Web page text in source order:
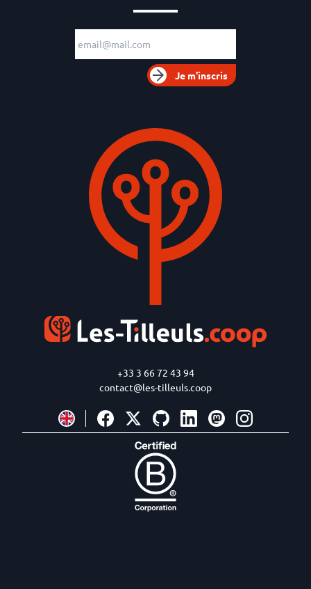
+33 3 66 72 43 94
contact@les-tilleuls.coop
Adresse e-mail
Je m'inscris